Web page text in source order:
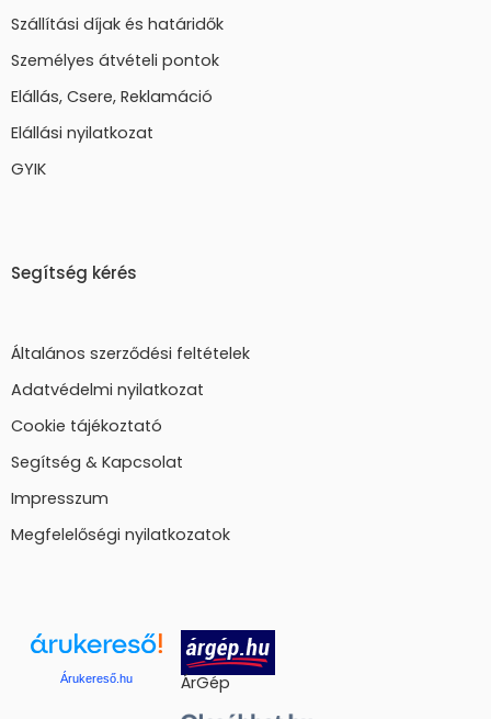
Szállítási díjak és határidők
Személyes átvételi pontok
Elállás, Csere, Reklamáció
Elállási nyilatkozat
GYIK
Segítség kérés
Általános szerződési feltételek
Adatvédelmi nyilatkozat
Cookie tájékoztató
Segítség & Kapcsolat
Impresszum
Megfelelőségi nyilatkozatok
Árukereső.hu ÁrGép